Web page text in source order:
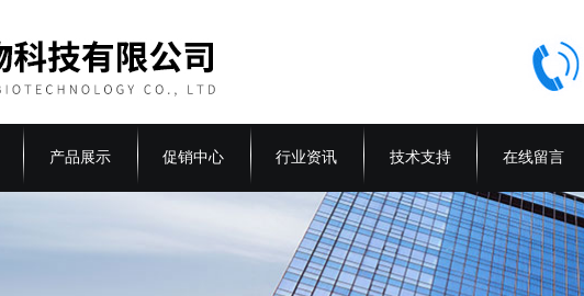
产品展示 促销中心 行业资讯 技术支持 在线留言